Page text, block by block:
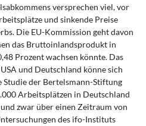
versprechen viel, vor
und sinkende Preise
Die EU-Kommission geht davon
das Bruttoinlandsprodukt in
Prozent wachsen könnte. Das
und Deutschland könne sich
Studie der Bertelsmann-Stiftung
Arbeitsplätzen in Deutschland
zwar über einen Zeitraum von
des ifo-Instituts